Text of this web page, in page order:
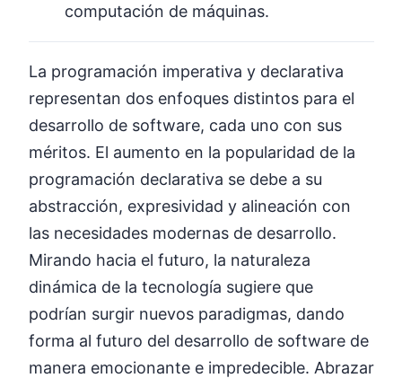
computación de máquinas.
La programación imperativa y declarativa
representan dos enfoques distintos para el
desarrollo de software, cada uno con sus
méritos. El aumento en la popularidad de la
programación declarativa se debe a su
abstracción, expresividad y alineación con
las necesidades modernas de desarrollo.
Mirando hacia el futuro, la naturaleza
dinámica de la tecnología sugiere que
podrían surgir nuevos paradigmas, dando
forma al futuro del desarrollo de software de
manera emocionante e impredecible. Abrazar